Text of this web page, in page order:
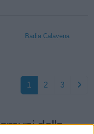
Badia Calavena
1 2 3
della